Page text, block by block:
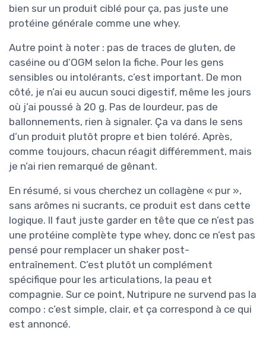
bien sur un produit ciblé pour ça, pas juste une
protéine générale comme une whey.
Autre point à noter : pas de traces de gluten, de
caséine ou d’OGM selon la fiche. Pour les gens
sensibles ou intolérants, c’est important. De mon
côté, je n’ai eu aucun souci digestif, même les jours
où j’ai poussé à 20 g. Pas de lourdeur, pas de
ballonnements, rien à signaler. Ça va dans le sens
d’un produit plutôt propre et bien toléré. Après,
comme toujours, chacun réagit différemment, mais
je n’ai rien remarqué de gênant.
En résumé, si vous cherchez un collagène « pur »,
sans arômes ni sucrants, ce produit est dans cette
logique. Il faut juste garder en tête que ce n’est pas
une protéine complète type whey, donc ce n’est pas
pensé pour remplacer un shaker post-
entraînement. C’est plutôt un complément
spécifique pour les articulations, la peau et
compagnie. Sur ce point, Nutripure ne survend pas la
compo : c’est simple, clair, et ça correspond à ce qui
est annoncé.